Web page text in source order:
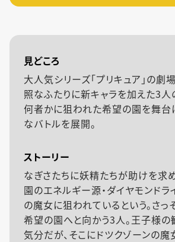
見どころ
大人気シリーズ「プリキュア」の劇
照なふたりに新キャラを加えた3人
何者かに狙われた希望の園を舞台
なバトルを展開。
ストーリー
なぎさたちに妖精たちが助けを求
園のエネルギー源・ダイヤモンド
の魔女に狙われているという。さっ
希望の園へと向かう3人。王子様の
気分だが、そこにドツクゾーンの魔